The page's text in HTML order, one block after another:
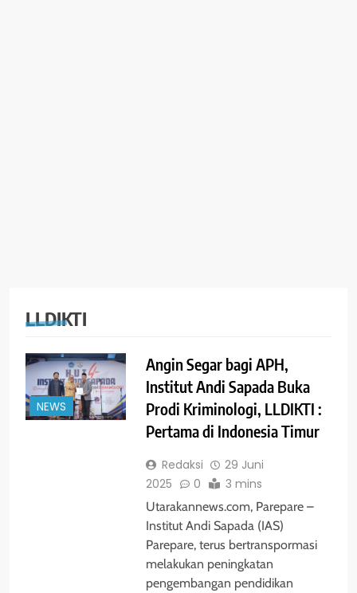
LLDIKTI
NEWS
Angin Segar bagi APH,
Institut Andi Sapada Buka
Prodi Kriminologi, LLDIKTI :
Pertama di Indonesia Timur
Redaksi
29 Juni
2025
0 3 mins
Utarakannews.com, Parepare –
Institut Andi Sapada (IAS)
Parepare, terus bertranspormasi
melakukan peningkatan
pengembangan pendidikan